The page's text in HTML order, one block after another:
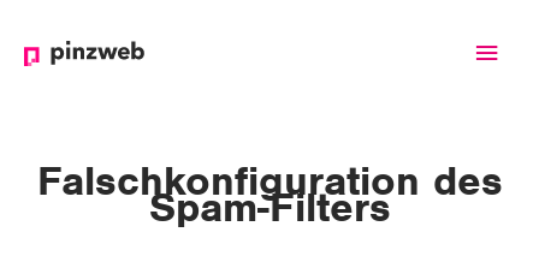
Falschkonfiguration des
Spam-Filters